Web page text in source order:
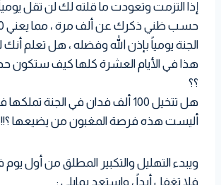
إذا التزمت وتعودت ما قلته لك لن تقل يومياً
الجنة يومياً بإذن الله وفضله ، هل تعلم
هذا في الأيام العشرة كلها كيف ستكون
؟؟
هل تتخيل 100 ألف فدان في الجنة
أليست هذه فرصة المغبون من يضيعها ؟!!
ويبدء التهليل والتكبير المطلق من أول
فلا تغفل أبداً ، واستعد بمايلي :